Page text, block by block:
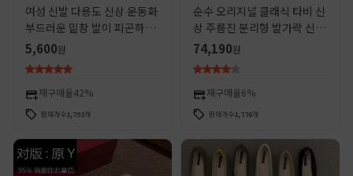
여성 신발 다용도 신상 운동화
부드러운 밑창 발이 피곤하지
않은 런닝화 원피스 배송 패션
다용도 캐주얼화
5,600원
재구매율42%
판매개수1,792개
순수 오리지널 클래식 타비 신
상 주름진 분리형 발가락 신발
여성용 천연 가죽 얕은 굽 발레
슈즈 부드러운 가죽 신발
74,190원
재구매율6%
판매개수1,770개